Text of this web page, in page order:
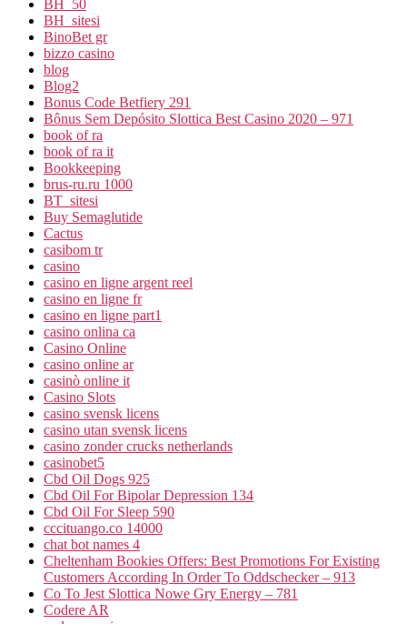
BH_50
BH_sitesi
BinoBet gr
bizzo casino
blog
Blog2
Bonus Code Betfiery 291
Bônus Sem Depósito Slottica Best Casino 2020 – 971
book of ra
book of ra it
Bookkeeping
brus-ru.ru 1000
BT_sitesi
Buy Semaglutide
Cactus
casibom tr
casino
casino en ligne argent reel
casino en ligne fr
casino en ligne part1
casino onlina ca
Casino Online
casino online ar
casinò online it
Casino Slots
casino svensk licens
casino utan svensk licens
casino zonder crucks netherlands
casinobet5
Cbd Oil Dogs 925
Cbd Oil For Bipolar Depression 134
Cbd Oil For Sleep 590
cccituango.co 14000
chat bot names 4
Cheltenham Bookies Offers: Best Promotions For Existing
Customers According In Order To Oddschecker – 913
Co To Jest Slottica Nowe Gry Energy – 781
Codere AR